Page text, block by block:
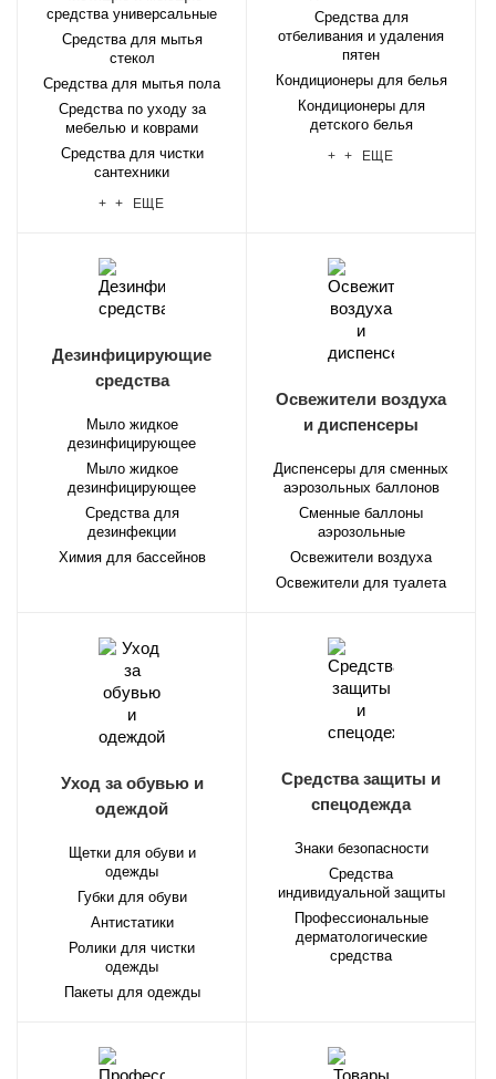
средства универсальные
Средства для мытья
стекол
Средства для мытья пола
Средства по уходу за
мебелью и коврами
Средства для чистки
сантехники
+ + ЕЩЕ
Средства для
отбеливания и удаления
пятен
Кондиционеры для белья
Кондиционеры для
детского белья
+ + ЕЩЕ
Дезинфицирующие
средства
Мыло жидкое
дезинфицирующее
Мыло жидкое
дезинфицирующее
Средства для
дезинфекции
Химия для бассейнов
Освежители воздуха
и диспенсеры
Диспенсеры для сменных
аэрозольных баллонов
Сменные баллоны
аэрозольные
Освежители воздуха
Освежители для туалета
Уход за обувью и
одеждой
Щетки для обуви и
одежды
Губки для обуви
Антистатики
Ролики для чистки
одежды
Пакеты для одежды
Средства защиты и
спецодежда
Знаки безопасности
Средства
индивидуальной защиты
Профессиональные
дерматологические
средства